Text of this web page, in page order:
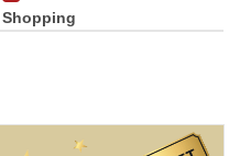
Shopping